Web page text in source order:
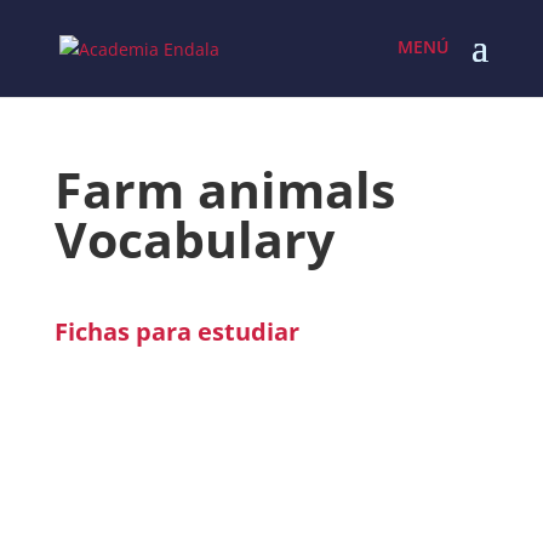
content
Farm animals
Vocabulary
Fichas para estudiar